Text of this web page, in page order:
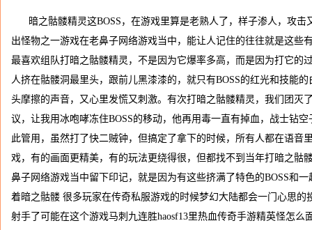
暗之骷髅精灵这BOSS，在游戏里算是老熟人了，样子渗人，攻
出怪物之一游戏在老鼻子网络游戏当中，能让人记住的往往就是这些
最喜欢组队打暗之骷髅精灵，不是因为它爆率多高，而是因为打它的
人挤在骷髅洞最里头，跟前儿黑漆漆的，就只有BOSS的红光和技能
头摩擦的声音，又心里发慌又刺激。有次打暗之骷髅精灵，我们团灭
议，让我用冰咆哮冻住BOSS的移动，他再用毒一直有掉血，战士钻
此管用，虽然打了快二贼钟，但搞定了拿下的时候，所有人都在语音
戏，有的画面更精美，有的玩法更绕得很，但都找不到当年打暗之骷
鼻子网络游戏当中留下印记，就是因为有这些挤满了特色的BOSS和
着暗之骷髅 很多玩家在传奇私服游戏的时候梦幻大陆都会一门心思的
射手了可能在这个游戏马刺九连胜haosf13里热血传奇手游精英怪怎么